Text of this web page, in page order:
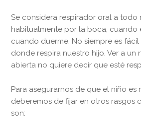
Se considera respirador oral a todo
habitualmente por la boca, cuando
cuando duerme. No siempre es
donde respira nuestro hijo. Ver a
abierta no quiere decir que esté
Para asegurarnos de que el niño es
deberemos de fijar en otros rasgos
son: